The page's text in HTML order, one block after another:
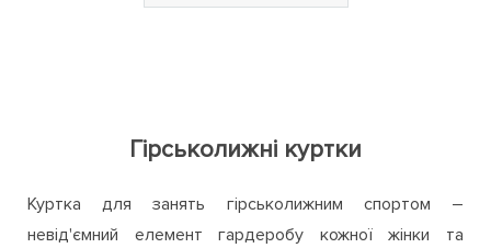
Гірськолижні куртки
Куртка для занять гірськолижним спортом –
невід'ємний елемент гардеробу кожної жінки та